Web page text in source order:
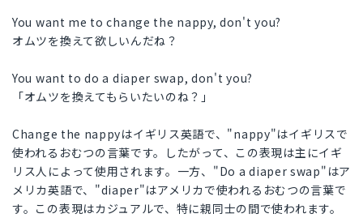
You want me to change the nappy, don't you?
オムツを換えて欲しいんだね？
You want to do a diaper swap, don't you?
「オムツを換えてもらいたいのね？」
Change the nappyはイギリス英語で、"nappy"はイギリスで
使われるおむつの言葉です。したがって、この表現は主にイギ
リス人によって使用されます。一方、"Do a diaper swap"はア
メリカ英語で、"diaper"はアメリカで使われるおむつの言葉で
す。この表現はカジュアルで、特に親同士の間で使われます。